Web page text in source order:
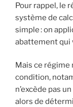
Pour rappel, le
système de
simple : on
abattement qui
Mais ce régime
condition,
n’excède pas
alors de